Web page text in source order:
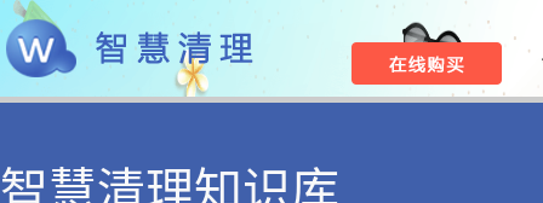
智慧清理知识库